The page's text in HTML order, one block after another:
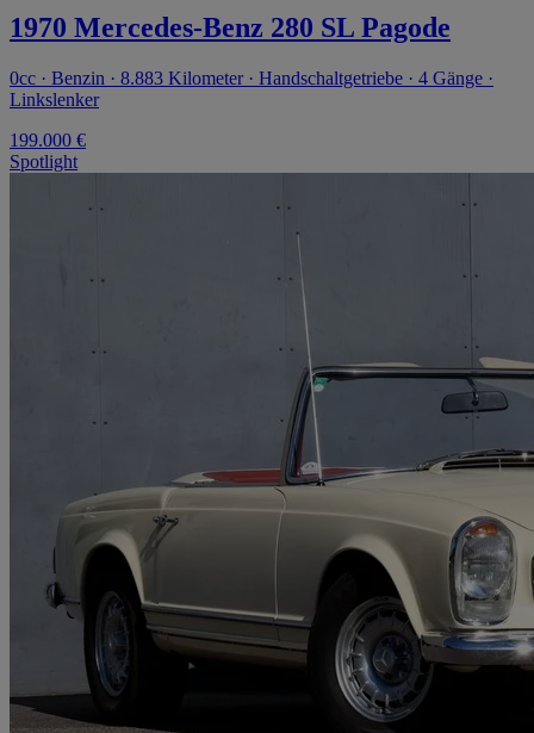
1970 Mercedes-Benz 280 SL Pagode
0cc · Benzin · 8.883 Kilometer · Handschaltgetriebe · 4 Gänge ·
Linkslenker
199.000 €
Spotlight